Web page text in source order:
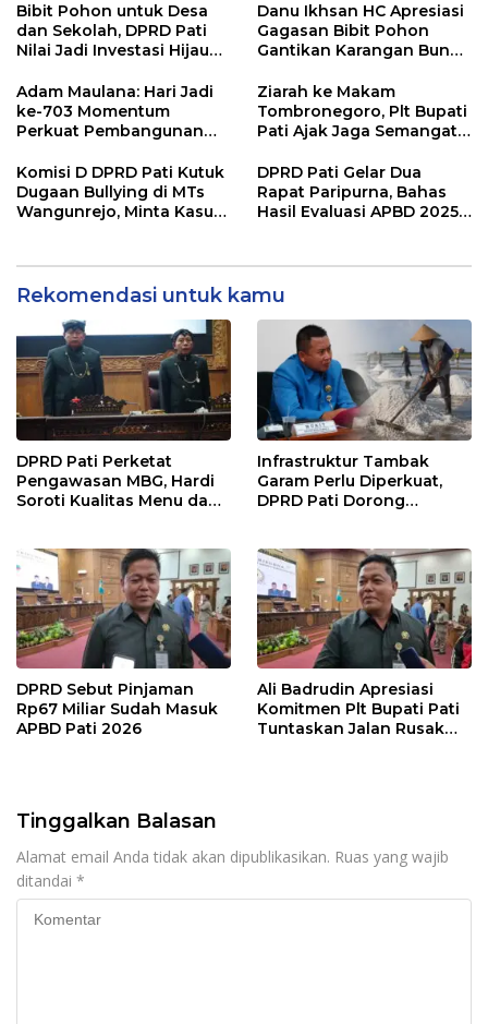
Bibit Pohon untuk Desa
dan Sekolah, DPRD Pati
Nilai Jadi Investasi Hijau
Danu Ikhsan HC Apresiasi
Gagasan Bibit Pohon
Gantikan Karangan Bunga
Adam Maulana: Hari Jadi
ke-703 Momentum
Perkuat Pembangunan
Masyarakat Pati
Ziarah ke Makam
Tombronegoro, Plt Bupati
Pati Ajak Jaga Semangat
Pelayanan Publik
Berkualitas
Komisi D DPRD Pati Kutuk
Dugaan Bullying di MTs
Wangunrejo, Minta Kasus
DPRD Pati Gelar Dua
Rapat Paripurna, Bahas
Hasil Evaluasi APBD 2025
Rekomendasi untuk kamu
DPRD Pati Perketat
Pengawasan MBG, Hardi
Soroti Kualitas Menu dan
Infrastruktur Tambak
Garam Perlu Diperkuat,
DPRD Pati Dorong
DPRD Sebut Pinjaman
Rp67 Miliar Sudah Masuk
APBD Pati 2026
Ali Badrudin Apresiasi
Komitmen Plt Bupati Pati
Tuntaskan Jalan Rusak
Tinggalkan Balasan
Alamat email Anda tidak akan dipublikasikan. Ruas yang wajib
ditandai *